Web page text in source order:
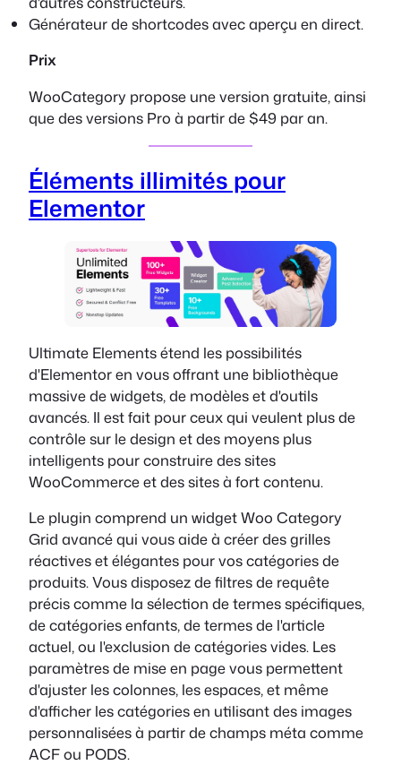
Générateur de shortcodes avec aperçu en direct.
Prix
WooCategory propose une version gratuite, ainsi
que des versions Pro à partir de $49 par an.
Éléments illimités pour
Elementor
Ultimate Elements étend les possibilités
d'Elementor en vous offrant une bibliothèque
massive de widgets, de modèles et d'outils
avancés. Il est fait pour ceux qui veulent plus de
contrôle sur le design et des moyens plus
intelligents pour construire des sites
WooCommerce et des sites à fort contenu.
Le plugin comprend un widget Woo Category
Grid avancé qui vous aide à créer des grilles
réactives et élégantes pour vos catégories de
produits. Vous disposez de filtres de requête
précis comme la sélection de termes spécifiques,
de catégories enfants, de termes de l'article
actuel, ou l'exclusion de catégories vides. Les
paramètres de mise en page vous permettent
d'ajuster les colonnes, les espaces, et même
d'afficher les catégories en utilisant des images
personnalisées à partir de champs méta comme
ACF ou PODS.